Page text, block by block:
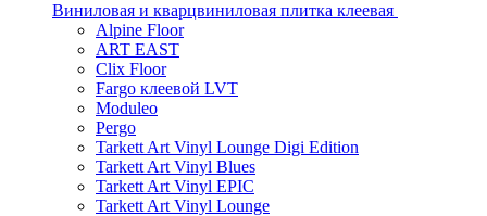
Виниловая и кварцвиниловая плитка клеевая
Alpine Floor
ART EAST
Clix Floor
Fargo клеевой LVT
Moduleo
Pergo
Tarkett Art Vinyl Lounge Digi Edition
Tarkett Art Vinyl Blues
Tarkett Art Vinyl EPIC
Tarkett Art Vinyl Lounge